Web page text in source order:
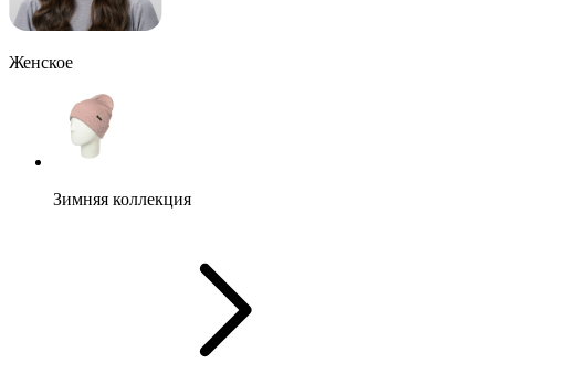
Женское
Зимняя коллекция